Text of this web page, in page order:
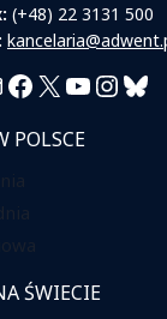
(+48) 22 3131 500
Facebook
X YouTube
POLSCE
ŚWIECIE